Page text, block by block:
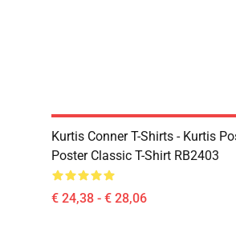
Kurtis Conner T-Shirts - Kurtis
Poster Classic T-Shirt RB2403
€ 24,38 - € 28,06